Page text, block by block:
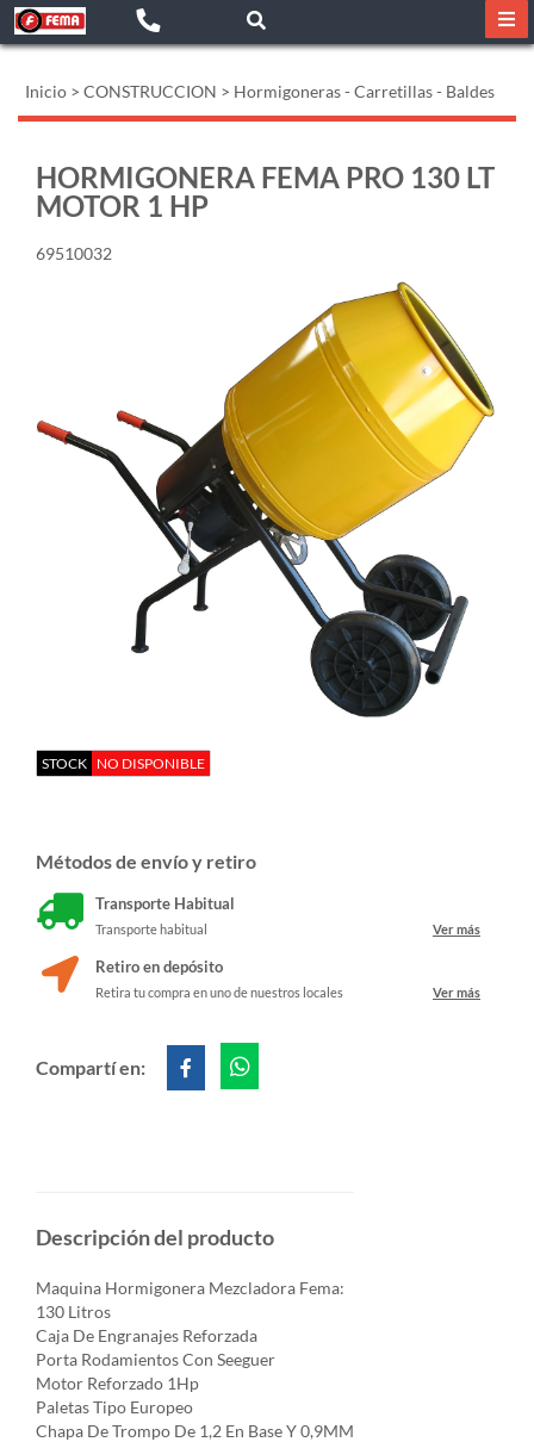
Inicio > CONSTRUCCION > Hormigoneras - Carretillas - Baldes
HORMIGONERA FEMA PRO 130 LT
MOTOR 1 HP
69510032
STOCK NO DISPONIBLE
Métodos de envío y retiro
Transporte Habitual
Transporte habitual Ver más
Retiro en depósito
Retira tu compra en uno de nuestros locales Ver más
Compartí en:
Descripción del producto
Maquina Hormigonera Mezcladora Fema:
130 Litros
Caja De Engranajes Reforzada
Porta Rodamientos Con Seeguer
Motor Reforzado 1Hp
Paletas Tipo Europeo
Chapa De Trompo De 1,2 En Base Y 0,9MM